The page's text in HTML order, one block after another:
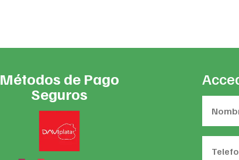
Métodos de Pago
Seguros